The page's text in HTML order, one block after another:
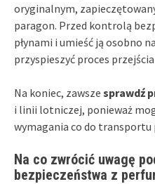
oryginalnym,
paragon. Przed kontrolą
płynami i umieść ją osobno
przyspieszyć proces
Na koniec, zawsze sprawdź
i linii lotniczej, ponieważ
wymagania co do transportu
Na co zwrócić uwagę
bezpieczeństwa z